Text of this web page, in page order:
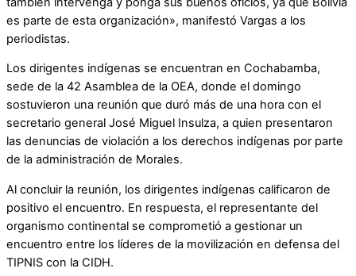
es parte de esta organización», manifestó Vargas a los
periodistas.
Los dirigentes indígenas se encuentran en Cochabamba,
sede de la 42 Asamblea de la OEA, donde el domingo
sostuvieron una reunión que duró más de una hora con el
secretario general José Miguel Insulza, a quien presentaron
las denuncias de violación a los derechos indígenas por parte
de la administración de Morales.
Al concluir la reunión, los dirigentes indígenas calificaron de
positivo el encuentro. En respuesta, el representante del
organismo continental se comprometió a gestionar un
encuentro entre los líderes de la movilización en defensa del
TIPNIS con la CIDH.